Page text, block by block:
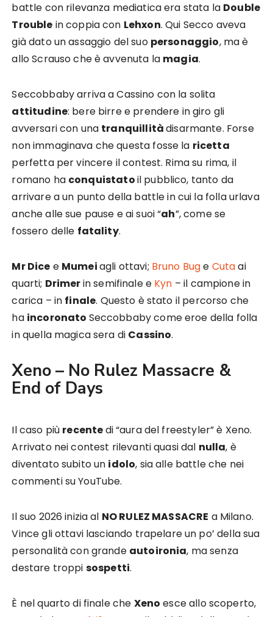
battle con rilevanza mediatica era stata la Double
Trouble in coppia con Lehxon. Qui Secco aveva
già dato un assaggio del suo personaggio, ma è
allo Scrauso che è avvenuta la magia.
Seccobbaby arriva a Cassino con la solita
attitudine: bere birre e prendere in giro gli
avversari con una tranquillitàdisarmante. Forse
non immaginava che questa fosse la ricetta
perfetta per vincere il contest. Rima su rima, il
romano ha conquistatoil pubblico, tanto da
arrivare a un punto della battle in cui la folla urlava
anche alle sue pause e ai suoi “ah”, come se
fossero delle fatality.
Mr Dice e Mumeiagli ottavi; Bruno Buge Cutaai
quarti; Drimerin semifinale e Kyn – il campione in
carica – in finale. Questo è stato il percorso che
ha incoronato Seccobbaby come eroe della folla
in quella magica sera di Cassino.
Xeno – No Rulez Massacre &
End of Days
Il caso più recentedi “aura del freestyler” è Xeno.
Arrivato nei contest rilevanti quasi dal nulla, è
diventato subito un idolo, sia alle battle che nei
commenti su YouTube.
Il suo 2026 inizia al NO RULEZ MASSACRE a Milano.
Vince gli ottavi lasciando trapelare un po’ della sua
personalità con grande autoironia, ma senza
destare troppi sospetti.
È nel quarto di finale che Xeno esce allo scoperto,